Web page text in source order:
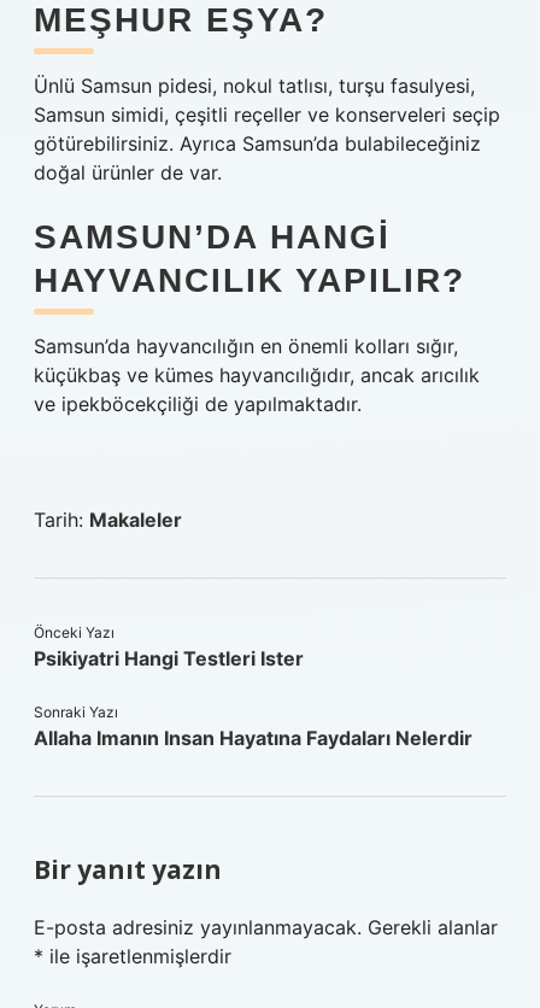
MEŞHUR EŞYA?
Ünlü Samsun pidesi, nokul tatlısı, turşu fasulyesi,
Samsun simidi, çeşitli reçeller ve konserveleri seçip
götürebilirsiniz. Ayrıca Samsun’da bulabileceğiniz
doğal ürünler de var.
SAMSUN’DA HANGI
HAYVANCILIK YAPILIR?
Samsun’da hayvancılığın en önemli kolları sığır,
küçükbaş ve kümes hayvancılığıdır, ancak arıcılık
ve ipekböcekçiliği de yapılmaktadır.
Tarih: Makaleler
Önceki Yazı
Psikiyatri Hangi Testleri Ister
Sonraki Yazı
Allaha Imanın Insan Hayatına Faydaları Nelerdir
Bir yanıt yazın
E-posta adresiniz yayınlanmayacak. Gerekli alanlar
* ile işaretlenmişlerdir